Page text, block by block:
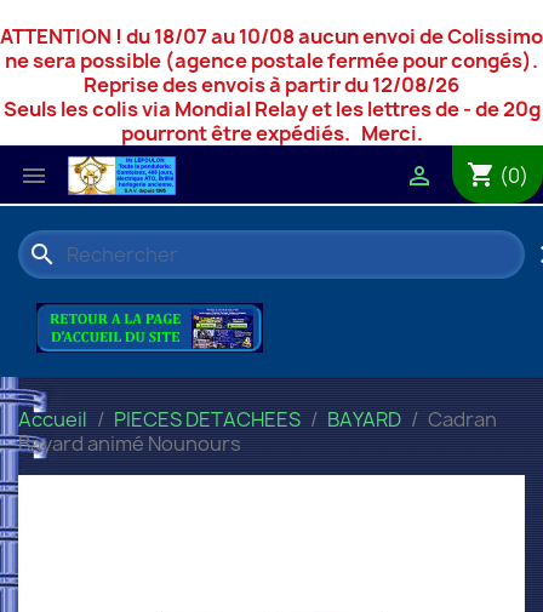
ATTENTION ! du 18/07 au 10/08 aucun envoi de Colissimo
ne sera possible (agence postale fermée pour congés).
Reprise des envois à partir du 12/08/26
Seuls les colis via Mondial Relay et les lettres de - de 20g
pourront être expédiés. Merci.
 shopping_cart (0)

search
Accueil PIECES DETACHEES BAYARD
Cadran
Bayard animé Nounours